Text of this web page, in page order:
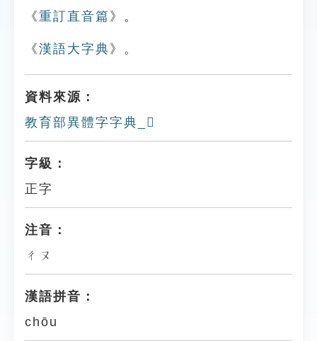
《重訂直音篇 》。
《漢語大字典 》。
資料來源：
教育部異體字字典_𨡲
字級：
正字
注音：
ㄔㄡ
漢語拼音：
chōu